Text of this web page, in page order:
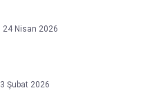
24 Nisan 2026
Şubat 2026